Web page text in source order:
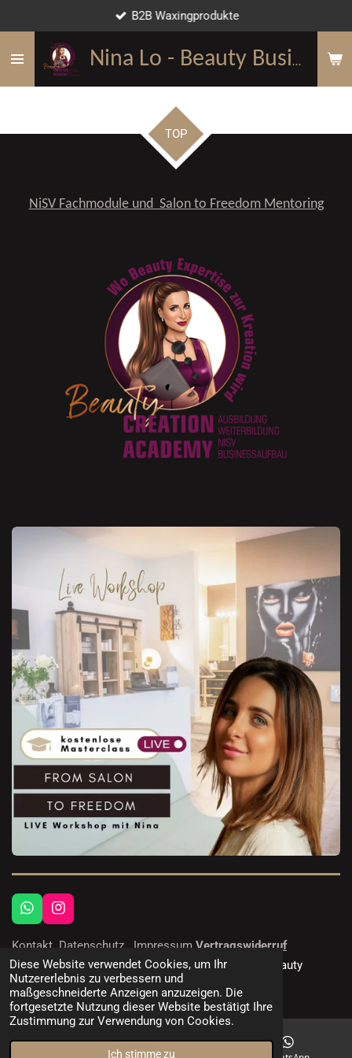
Diese Website verwendet Cookies, um Ihr
Nutzererlebnis zu verbessern und
maßgeschneiderte Anzeigen anzuzeigen. Die
fortgesetzte Nutzung dieser Website bestätigt Ihre
Zustimmung zur Verwendung von Cookies.
Ich stimme zu
springen
Nina Lo - Beauty Business Mentorin
B2B Waxingprodukte
TOP
NiSV Fachmodule und Salon to Freedom Mentoring
W
h
a
s
A
p
p
I
n
s
t
a
g
r
a
m
Kontakt Datenschutz Impressum Vertragswiderruf
© 2026 StarWax UG & Co. KG - Waxingprodukte | Beauty
Creation Academy, NISV & Salonerfolg